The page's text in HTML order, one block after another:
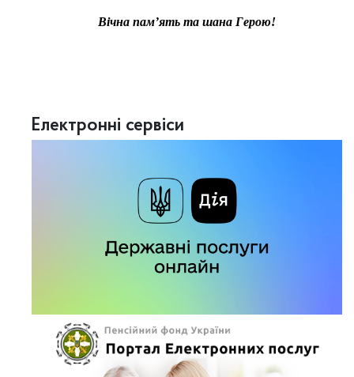
Вічна пам’ять та шана Герою!
Електронні сервіси